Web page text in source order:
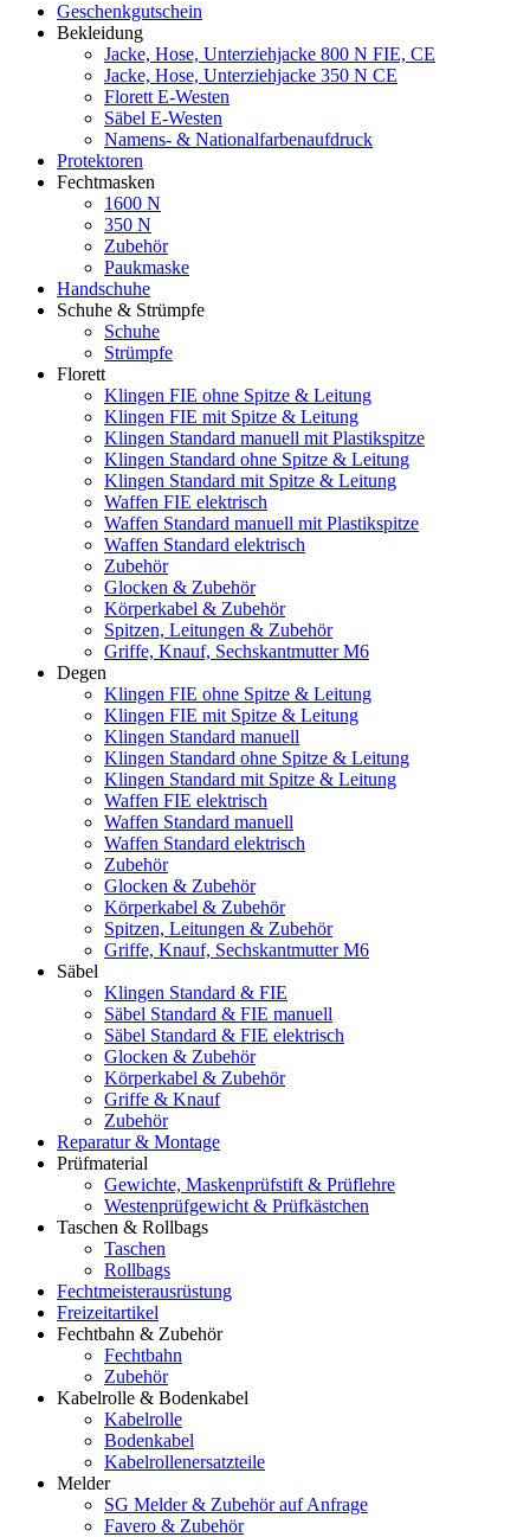
Geschenkgutschein
Bekleidung
Jacke, Hose, Unterziehjacke 800 N FIE, CE
Jacke, Hose, Unterziehjacke 350 N CE
Florett E-Westen
Säbel E-Westen
Namens- & Nationalfarbenaufdruck
Protektoren
Fechtmasken
1600 N
350 N
Zubehör
Paukmaske
Handschuhe
Schuhe & Strümpfe
Schuhe
Strümpfe
Florett
Klingen FIE ohne Spitze & Leitung
Klingen FIE mit Spitze & Leitung
Klingen Standard manuell mit Plastikspitze
Klingen Standard ohne Spitze & Leitung
Klingen Standard mit Spitze & Leitung
Waffen FIE elektrisch
Waffen Standard manuell mit Plastikspitze
Waffen Standard elektrisch
Zubehör
Glocken & Zubehör
Körperkabel & Zubehör
Spitzen, Leitungen & Zubehör
Griffe, Knauf, Sechskantmutter M6
Degen
Klingen FIE ohne Spitze & Leitung
Klingen FIE mit Spitze & Leitung
Klingen Standard manuell
Klingen Standard ohne Spitze & Leitung
Klingen Standard mit Spitze & Leitung
Waffen FIE elektrisch
Waffen Standard manuell
Waffen Standard elektrisch
Zubehör
Glocken & Zubehör
Körperkabel & Zubehör
Spitzen, Leitungen & Zubehör
Griffe, Knauf, Sechskantmutter M6
Säbel
Klingen Standard & FIE
Säbel Standard & FIE manuell
Säbel Standard & FIE elektrisch
Glocken & Zubehör
Körperkabel & Zubehör
Griffe & Knauf
Zubehör
Reparatur & Montage
Prüfmaterial
Gewichte, Maskenprüfstift & Prüflehre
Westenprüfgewicht & Prüfkästchen
Taschen & Rollbags
Taschen
Rollbags
Fechtmeisterausrüstung
Freizeitartikel
Fechtbahn & Zubehör
Fechtbahn
Zubehör
Kabelrolle & Bodenkabel
Kabelrolle
Bodenkabel
Kabelrollenersatzteile
Melder
SG Melder & Zubehör auf Anfrage
Favero & Zubehör